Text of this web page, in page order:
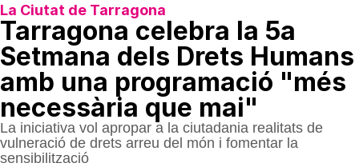
La Ciutat de Tarragona
Tarragona celebra la 5a
Setmana dels Drets Humans
amb una programació "més
necessària que mai"
La iniciativa vol apropar a la ciutadania realitats de
vulneració de drets arreu del món i fomentar la
sensibilització